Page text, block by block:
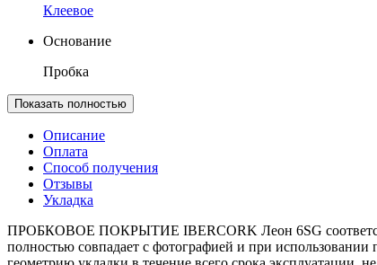
Клеевое
Основание
Пробка
Показать полностью
Описание
Оплата
Способ получения
Отзывы
Укладка
ПРОБКОВОЕ ПОКРЫТИЕ IBERCORK Леон 6SG
полностью совпадает с фотографией и при